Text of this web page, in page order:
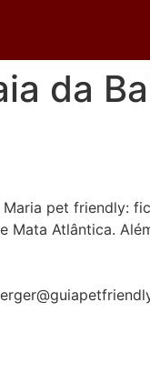
da
pet friendly:
Mata Atlântica.